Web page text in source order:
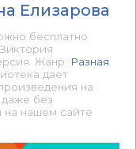
Елизарова
бесплатно
Жанр: Разная
дает
на
без
нашем сайте